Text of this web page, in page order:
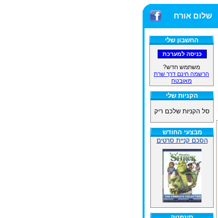
שלום אורח
החשבון שלי
משתמש חדש?
הרשמה חינם דרך שרת
מאובטח
הקניות שלי
סל הקניות שלכם ריק
מבצעי החודש
הסכם קניית סרטים